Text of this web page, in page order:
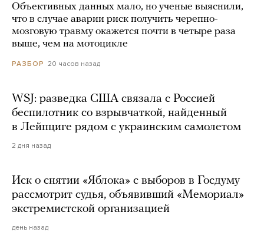
Объективных данных мало, но ученые выяснили,
что в случае аварии риск получить черепно-
мозговую травму окажется почти в четыре раза
выше, чем на мотоцикле
РАЗБОР 20 часов назад
WSJ: разведка США связала с Россией
беспилотник со взрывчаткой, найденный
в Лейпциге рядом с украинским самолетом
2 дня назад
Иск о снятии «Яблока» с выборов в Госдуму
рассмотрит судья, объявивший «Мемориал»
экстремистской организацией
день назад